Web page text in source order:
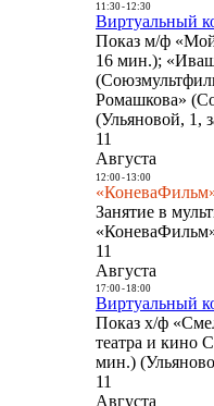
11:30- 12:30
Виртуальный
Показ м/ф
16 мин.);
Ромашкова»
(Ульяновой, 1,
11
Августа
12:00- 13:00
Занятие в
11
Августа
17:00- 18:00
Виртуальный
Показ х/ф
театра и кино
мин.)
11
Августа